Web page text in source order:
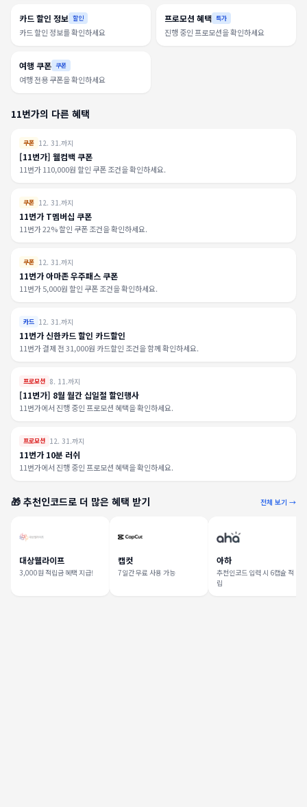
카드 할인 정보 할인
카드 할인 정보를 확인하세요
프로모션 혜택 특가
진행 중인 프로모션을 확인하세요
여행 쿠폰 쿠폰
여행 전용 쿠폰을 확인하세요
11번가의 다른 혜택
쿠폰 12. 31.까지
[11번가] 웰컴백 쿠폰
11번가 110,000원 할인 쿠폰 조건을 확인하세요.
쿠폰 12. 31.까지
11번가 T멤버십 쿠폰
11번가 22% 할인 쿠폰 조건을 확인하세요.
쿠폰 12. 31.까지
11번가 아마존 우주패스 쿠폰
11번가 5,000원 할인 쿠폰 조건을 확인하세요.
카드 12. 31.까지
11번가 신한카드 할인 카드할인
11번가 결제 전 31,000원 카드할인 조건을 함께 확인하세요.
프로모션 8. 11.까지
[11번가] 8월 월간 십일절 할인행사
11번가에서 진행 중인 프로모션 혜택을 확인하세요.
프로모션 12. 31.까지
11번가 10분 러쉬
11번가에서 진행 중인 프로모션 혜택을 확인하세요.
🎁 추천인코드로 더 많은 혜택 받기 전체 보기 →
대상웰라이프
3,000원 적립금 혜택 지급!
캡컷
7일간 무료 사용 가능
아하
추천인코드 입력 시 6캡슐 적
립